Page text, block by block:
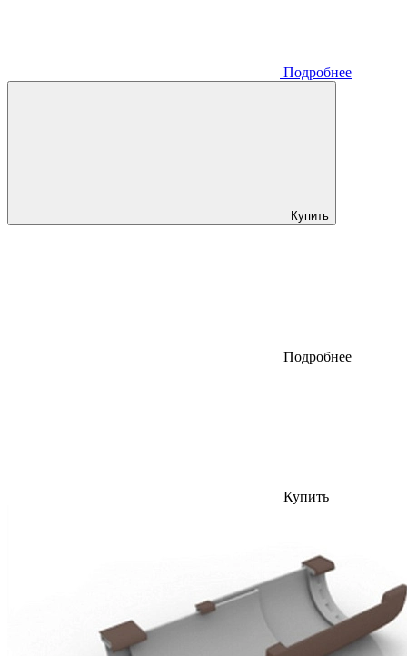
Подробнее
Купить
Подробнее
Купить